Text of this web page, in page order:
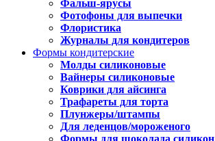
Фальш-ярусы
Фотофоны для выпечки
Флористика
Журналы для кондитеров
Формы кондитерские
Молды силиконовые
Вайнеры силиконовые
Коврики для айсинга
Трафареты для торта
Плунжеры/штампы
Для леденцов/мороженого
Формы для шоколада силикон